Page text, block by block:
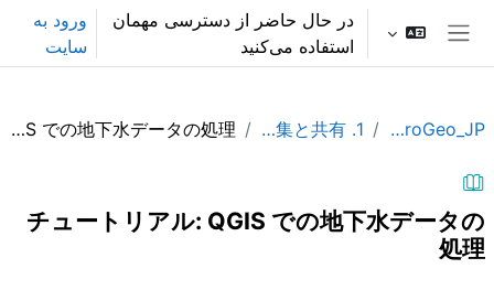
پرش به محتوای اصلیدر حال حاضر از دسترسی مهمان
استفاده می‌کنید
ورود به
سایت
QGISHydroGeo_JP
1. データの収集と共有
チュートリアル: QGIS での地下水データの処理
チュートリアル: QGIS での地下水データの
処理